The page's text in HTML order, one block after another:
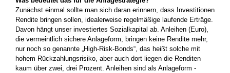
Zunächst einmal sollte man sich daran erinnern, dass Investitionen
Rendite bringen sollen, idealerweise regelmäßige laufende ­Erträge.
Davon hängt unser investiertes Sozialkapital ab. Anleihen (Euro),
die vermeintlich sichere Anlageform, bringen keine ­Rendite mehr,
nur noch so genannte „High-Risk-Bonds“, das heißt solche mit
hohem Rückzahlungsrisiko, aber auch dort liegen die Renditen
kaum über zwei, drei Prozent. Anleihen sind als Anlageform ­